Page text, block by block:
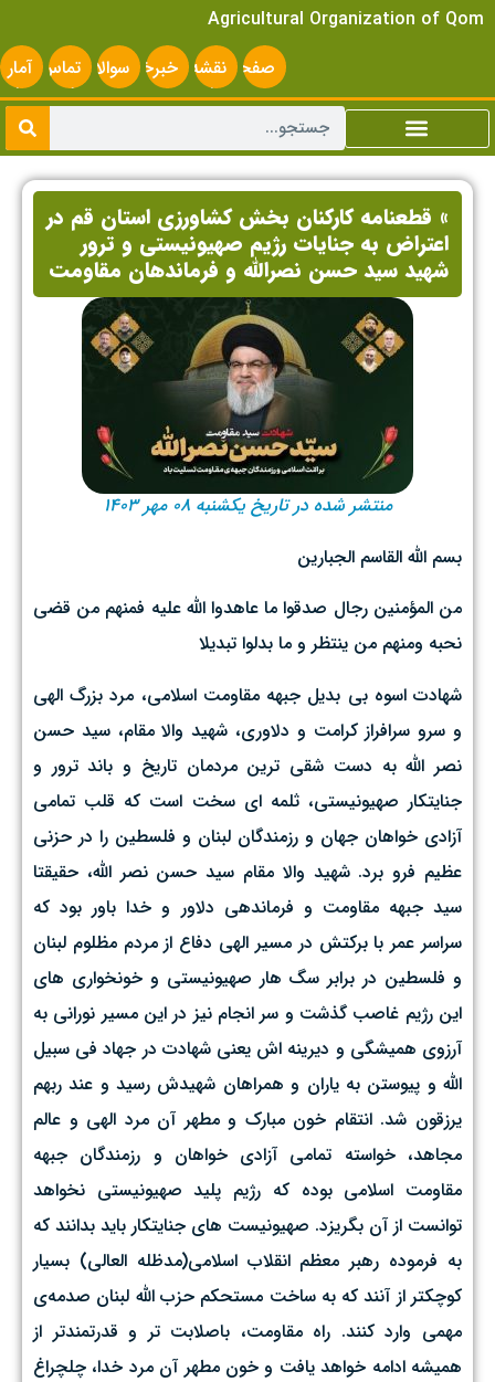
Agricultural Organization of Qom
صفحه
اصلی
نقشه
سایت
خبرخوانسوالات
متداول
تماس
با ما
آمار
» قطعنامه کارکنان بخش کشاورزی استان قم در
اعتراض به جنایات رژیم صهیونیستی و ترور
شهید سید حسن نصرالله و فرماندهان مقاومت
منتشر شده در تاریخ یکشنبه ۰۸ مهر ۱۴۰۳
بسم الله القاسم الجبارین
من المؤمنین رجال صدقوا ما عاهدوا الله علیه فمنهم من قضی
نحبه و‌منهم من ینتظر و‌ ما بدلوا تبدیلا
شهادت اسوه بی بدیل جبهه مقاومت اسلامی، مرد بزرگ الهی
و سرو سرافراز کرامت و دلاوری، شهید والا مقام، سید حسن
نصر الله به دست شقی ترین مردمان تاریخ و باند ترور و
جنایتکار صهیونیستی، ثلمه ای سخت است که قلب تمامی
آزادی خواهان جهان و رزمندگان لبنان و فلسطین را در حزنی
عظیم فرو برد. شهید والا مقام سید حسن نصر الله، حقیقتا
سید جبهه مقاومت و فرماندهی دلاور و خدا باور بود که
سراسر عمر با برکتش در مسیر الهی دفاع از مردم مظلوم لبنان
و فلسطین در برابر سگ هار صهیونیستی و خونخواری های
این رژیم غاصب گذشت و سر انجام نیز در این مسیر نورانی به
آرزوی همیشگی و دیرینه اش یعنی شهادت در جهاد فی سبیل
الله و پیوستن به یاران و همراهان شهیدش رسید و عند ربهم
یرزقون شد. انتقام خون مبارک و مطهر آن مرد الهی و عالم
مجاهد، خواسته تمامی آزادی خواهان و رزمندگان جبهه
مقاومت اسلامی بوده که رژیم پلید صهیونیستی نخواهد
توانست از آن بگریزد. صهیونیست های جنایتکار باید بدانند که
به فرموده رهبر معظم انقلاب اسلامی(مدظله العالی) بسیار
کوچکتر از آنند که به ساخت مستحکم حزب‌ الله لبنان صدمه‌ی
مهمی وارد کنند. راه مقاومت، باصلابت تر و قدرتمندتر از
همیشه ادامه خواهد یافت و خون مطهر آن مرد خدا، چلچراغ